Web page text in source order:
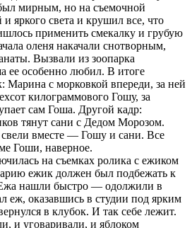
мирным, но на съемочной
яркого света и крушил все, что
применить смекалку и грубую
оленя накачали снотворным,
Вызвали из зоопарка
ее особенно любил. В итоге
Марина с морковкой впереди, за ней
килограммового Гошу, за
сам Гоша. Другой кадр:
тянут сани с Дедом Морозом.
вместе — Гошу и сани. Все
Гоши, наверное.
на съемках ролика с ежиком
ежик должен был подбежать к
нашли быстро — одолжили в
еж, оказавшись в студии под ярким
в клубок. И так себе лежит.
и уговаривали, и яблоком